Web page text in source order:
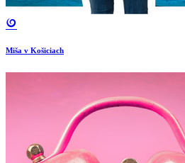
Miša v Košiciach